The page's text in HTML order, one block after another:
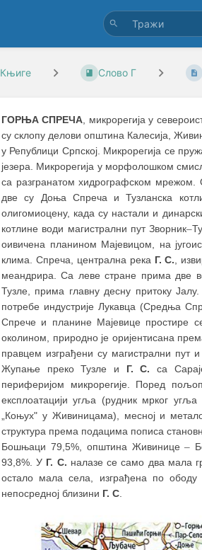
Књиге Слово Г
ГОРЊА СПРЕЧА, микрорегија у
су склопу делови општина Калесија,
у Републици Српској. Микрорегија се
језера. Микрорегија у морфолошком
са разгранатом хидрографском мрежом.
две су Доња Спреча и Тузланска
олигомиоцену, када су настали и
котлине води магистрални пут Зворник–
оивичена планином Мајевицом, на
клима. Спреча, централна река Г. С.,
меандрира. Са леве стране прима две
Тузле, прима главну десну притоку
потребе индустрије Лукавца (Средња
Спрече и планине Мајевице простире
околином, природно је оријентисана
правцем изграђени су магистрални пут
Жупање преко Тузле и Г. С. са
периферијом микрорегије. Поред
експлоатацији угља (рудник мрког
„Коњух" у Живиницама), месној и
структура према подацима пописа
Бошњаци 79,5%, општина Живинице–
93,8%. У Г. С. налазе се само два мала
остало мала села, изграђена по ободу
непосредној близини Г. С.